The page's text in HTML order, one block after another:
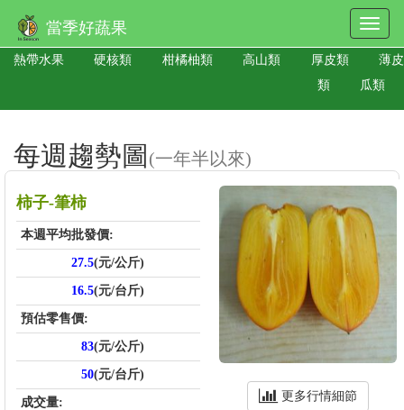
當季好蔬果
熱帶水果 硬核類 柑橘柚類 高山類 厚皮類
薄皮
類
瓜類
每週趨勢圖 (一年半以來)
柿子-筆柿
本週平均批發價:
27.5(元/公斤)
16.5(元/台斤)
預估零售價:
83(元/公斤)
50(元/台斤)
成交量: 更多行情細節